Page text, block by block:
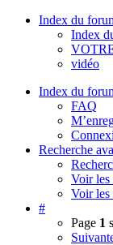
Index du
Index
vidéo
Index du
FAQ
Recherche
Voir les
Voir les
#
Page 1